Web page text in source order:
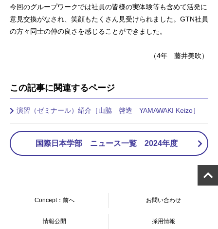
今回のグループワークでは社員の皆様の実体験等も含めて活発に
意見交換がなされ、笑顔もたくさん見受けられました。GTN社員
の方々同士の仲の良さを感じることができました。
（4年 藤井美吹）
この記事に関連するページ
演習（ゼミナール）紹介［山脇 啓造 YAMAWAKI Keizo］
国際日本学部 ニュース一覧 2024年度
Concept：前へ お問い合わせ
情報公開 採用情報